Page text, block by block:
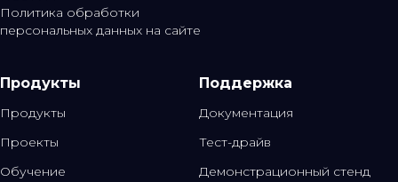
Политика обработки
персональных данных на сайте
Продукты
Продукты
Проекты
Обучение
Поддержка
Документация
Тест-драйв
Демонстрационный стенд